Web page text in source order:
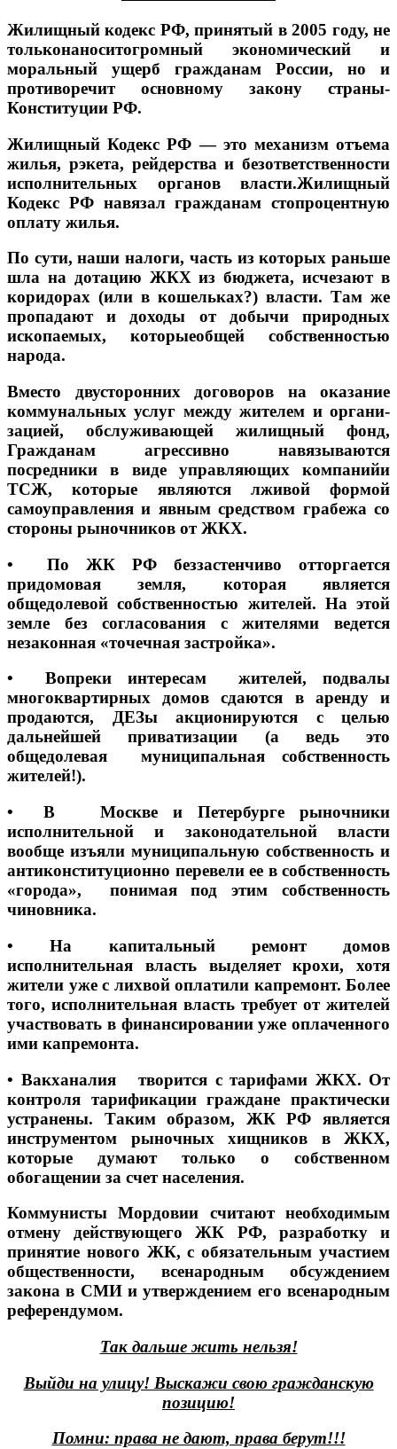
Жилищный кодекс РФ, принятый в 2005 году, не
тольконаноситогромный экономический и
моральный ущерб гражданам России, но и
противоречит основному закону страны-
Конституции РФ.
Жилищный Кодекс РФ — это механизм отъема
жилья, рэкета, рейдерства и безответственности
исполнительных органов власти.Жилищный
Кодекс РФ навязал гражданам стопроцентную
оплату жилья.
По сути, наши налоги, часть из которых раньше
шла на дотацию ЖКХ из бюджета, исчезают в
коридорах (или в кошельках?) власти. Там же
пропадают и доходы от добычи природных
ископаемых, которыеобщей собственностью
народа.
Вместо двусторонних договоров на оказание
коммунальных услуг между жителем и органи-
зацией, обслуживающей жилищный фонд,
Гражданам агрессивно навязываются
посредники в виде управляющих компанийи
ТСЖ, которые являются лживой формой
самоуправления и явным средством грабежа со
стороны рыночников от ЖКХ.
• По ЖК РФ беззастенчиво отторгается
придомовая земля, которая является
общедолевой собственностью жителей. На этой
земле без согласования с жителями ведется
незаконная «точечная застройка».
• Вопреки интересам жителей, подвалы
многоквартирных домов сдаются в аренду и
продаются, ДЕЗы акционируются с целью
дальнейшей приватизации (а ведь это
общедолевая муниципальная собственность
жителей!).
• В Москве и Петербурге рыночники
исполнительной и законодательной власти
вообще изъяли муниципальную собственность и
антиконституционно перевели ее в собственность
«города», понимая под этим собственность
чиновника.
• На капитальный ремонт домов
исполнительная власть выделяет крохи, хотя
жители уже с лихвой оплатили капремонт. Более
того, исполнительная власть требует от жителей
участвовать в финансировании уже оплаченного
ими капремонта.
• Вакханалия творится с тарифами ЖКХ. От
контроля тарификации граждане практически
устранены. Таким образом, ЖК РФ является
инструментом рыночных хищников в ЖКХ,
которые думают только о собственном
обогащении за счет населения.
Коммунисты Мордовии считают необходимым
отмену действующего ЖК РФ, разработку и
принятие нового ЖК, с обязательным участием
общественности, всенародным обсуждением
закона в СМИ и утверждением его всенародным
референдумом.
Так дальше жить нельзя!
Выйди на улицу! Выскажи свою гражданскую
позицию!
Помни: права не дают, права берут!!!